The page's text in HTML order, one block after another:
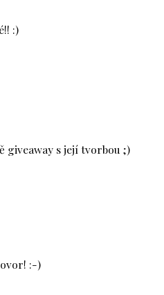
:)
giveaway s její tvorbou ;)
:-)